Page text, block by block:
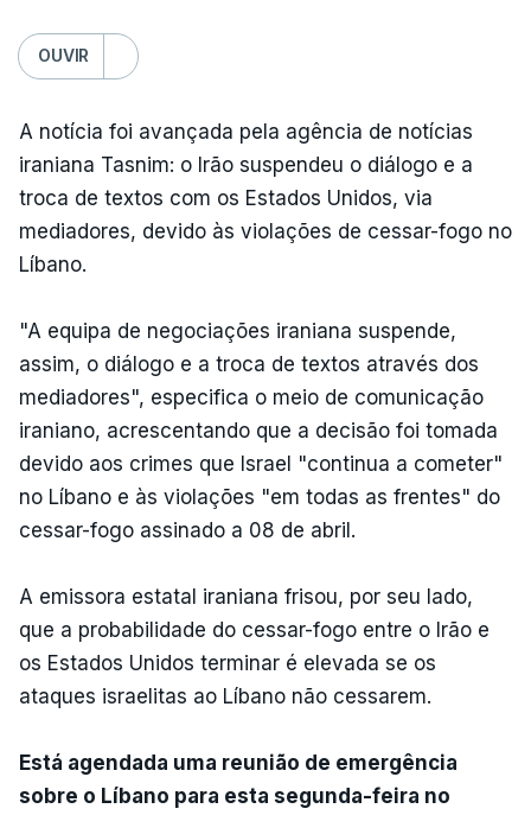
OUVIR
A notícia foi avançada pela agência de notícias
iraniana Tasnim: o Irão suspendeu o diálogo e a
troca de textos com os Estados Unidos, via
mediadores, devido às violações de cessar-fogo no
Líbano.
"A equipa de negociações iraniana suspende,
assim, o diálogo e a troca de textos através dos
mediadores", especifica o meio de comunicação
iraniano, acrescentando que a decisão foi tomada
devido aos crimes que Israel "continua a cometer"
no Líbano e às violações "em todas as frentes" do
cessar-fogo assinado a 08 de abril.
A emissora estatal iraniana frisou, por seu lado,
que a probabilidade do cessar-fogo entre o Irão e
os Estados Unidos terminar é elevada se os
ataques israelitas ao Líbano não cessarem.
Está agendada uma reunião de emergência
sobre o Líbano para esta segunda-feira no